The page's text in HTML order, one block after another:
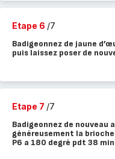
Etape 6 /7
Badigeonnez de jaune
puis laissez poser de
Etape 7 /7
Badigeonnez de nouveau
généreusement la
P6 a 180 degré pdt 38